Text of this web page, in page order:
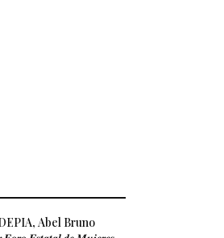
Abel Bruno